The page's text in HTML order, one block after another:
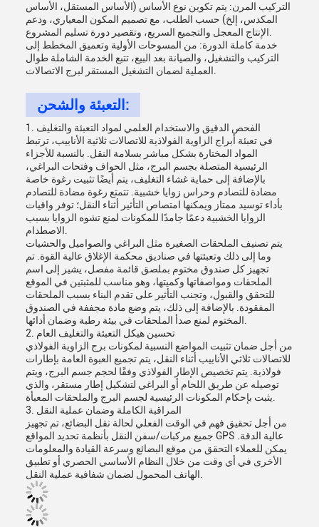
التركيب المرن: يتم تكوين نوع الأساس (الأساس المستقل، الأساس
المكدس، إلخ) حسب الطلب، مع تصميم المكون المعياري، ودعم
خدمة كاملة الدورة: من المسوحات الأولية وتعميق المخطط إلى
التركيب والتشغيل، والصيانة بعد البيع، تتبع الخدمة الشاملة طوال
التعبئة والشحن:
1. الفحص الدقيق والاستخدام العلمي لمواد التعبئة والتغليف
في تعبئة أبراج الزاوية الفولاذية للاتصالات ثلاثية الأنابيب، ترتبط
المواد المختارة بشكل مباشر بسلامة النقل. بالنسبة للأجزاء
الرئيسية المتصلة بجسم البرج، مثل الحواف وفتحات البراغي،
بالإضافة إلى حماية غشاء التغليف، يتم أيضًا تثبيت رغوة خاصة
مضادة للتصادم وحراس زوايا خشبية. تتمتع رغوة مضادة للتصادم
بأداء توسيد ممتاز ويمكنها امتصاص التأثير أثناء النقل؛ توفر واقيات
الزوايا الخشبية دعمًا جامدًا للمكونات لمنع تشوه الزوايا بسبب
يتم تصنيف الملحقات الصغيرة مثل البراغي والصواميل والحشيات
وما إلى ذلك وتعبئتها في صناديق محكمة الإغلاق عالية القوة. تم
تجهيز كل صندوق مختوم بملصق قائمة مفصل، يشير إلى اسم
الملحقات ومواصفاتها وكميتها، وهو مناسب للمثبتين في الموقع
للتحقق والقبول، وتجنب التأثير على تقدم البناء بسبب الملحقات
المفقودة. بالإضافة إلى ذلك، يتم وضع مادة مجففة في الصندوق
2. تحسين هيكل التعبئة والتغليف العام
من أجل ضمان تثبيت المواضع النسبية لمكونات برج الزاوية الفولاذي
للاتصالات ثلاثي الأنابيب أثناء النقل، يتم تجميع العبوة العامة بإطارات
فولاذية. يتم تخصيص الإطار الفولاذي وفقًا لحجم جسم البرج، ويتم
توصيله عن طريق اللحام أو البراغي لتشكيل إطار مستقر، والذي
3. المراقبة الكاملة وضمان عملية النقل
من أجل تحقيق فهم في الوقت الفعلي لحالة نقل البضائع، تم تجهيز
جميع مركبات/سفن النقل بأنظمة تحديد المواقع GPS عالية الدقة.
يمكن للعملاء التحقق من موقع البضائع وسرعة القيادة والمعلومات
الأخرى في أي وقت من خلال النظام الأساسي الحصري أو تطبيق